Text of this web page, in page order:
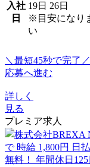
入社
日
19日 26日
※目安になり
い
＼最短45秒で完了／
応募へ進む
詳しく
見る
プレミア求人